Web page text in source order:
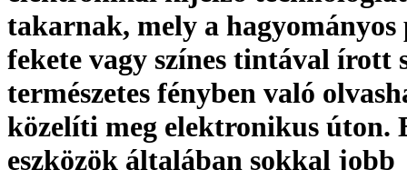
takarnak, mely a
fekete vagy színes tintával írott
természetes fényben való
közelíti meg elektronikus úton.
eszközök általában sokkal jobb